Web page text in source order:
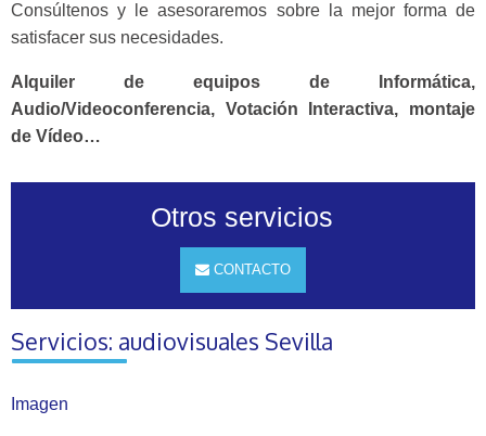
Consúltenos y le asesoraremos sobre la mejor forma de
satisfacer sus necesidades.
Alquiler de equipos de Informática,
Audio/Videoconferencia, Votación Interactiva, montaje
de Vídeo…
Otros servicios
CONTACTO
Servicios: audiovisuales Sevilla
Imagen